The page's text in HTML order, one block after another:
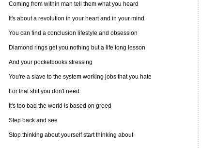
Coming from within man tell them what you heard
It's about a revolution in your heart and in your mind
You can find a conclusion lifestyle and obsession
Diamond rings get you nothing but a life long lesson
And your pocketbooks stressing
You're a slave to the system working jobs that you hate
For that shit you don't need
It's too bad the world is based on greed
Step back and see
Stop thinking about yourself start thinking about